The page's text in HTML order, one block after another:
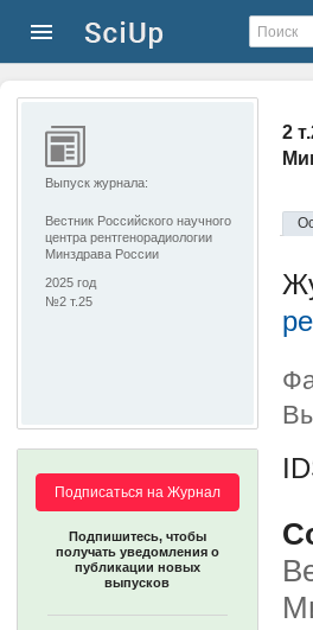
2
Выпуск журнала:
Вестник Российского научного
центра рентгенорадиологии
Минздрава России
2025 год
№2 т.25
Подписаться на Журнал
Подпишитесь, чтобы
получать уведомления о
публикации новых
выпусков